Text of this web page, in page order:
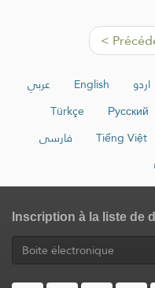
<
عربي English اردو
Türkçe
Русский
فارسی
Tiếng Việt
Inscription à la liste de